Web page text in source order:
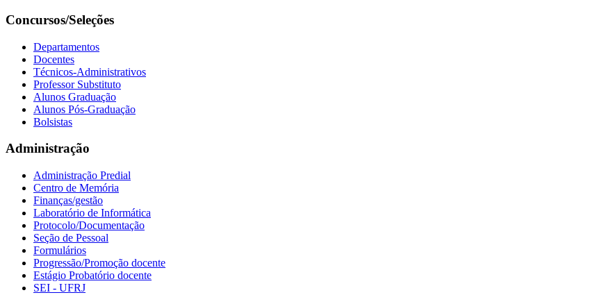
Concursos/Seleções
Departamentos
Docentes
Técnicos-Administrativos
Professor Substituto
Alunos Graduação
Alunos Pós-Graduação
Bolsistas
Administração
Administração Predial
Centro de Memória
Finanças/gestão
Laboratório de Informática
Protocolo/Documentação
Seção de Pessoal
Formulários
Progressão/Promoção docente
Estágio Probatório docente
SEI - UFRJ